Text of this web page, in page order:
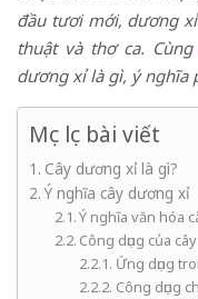
đầu tươi mới, dương
thuật và thơ ca. Cùng
dương xỉ là gì, ý nghĩa
Mục lục bài viết
Cây dương xỉ là gì?
Ý nghĩa cây dương xỉ
Ý nghĩa văn hóa
Công dụng của
Ứng dụng
Công dụng